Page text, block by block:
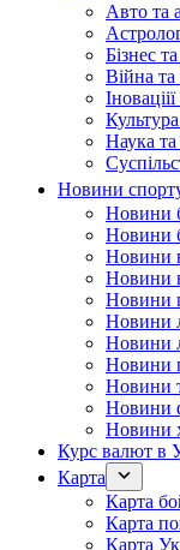
Авто та
Бізнес
Війна та
Культура
Наука та
Новини
Новини
Новини
Новини
Новини
Новини
Новини
Новини
Новини
Новини
Новини
Новини
Курс валют в
Карта
Карта
Карта
Карта